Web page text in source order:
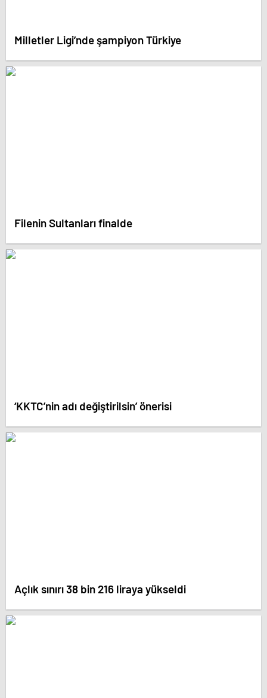
Milletler Ligi’nde şampiyon Türkiye
Filenin Sultanları finalde
‘KKTC’nin adı değiştirilsin’ önerisi
Açlık sınırı 38 bin 216 liraya yükseldi